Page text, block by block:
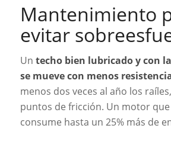
Mantenimiento
evitar
Un techo bien lubricado y con
se mueve con menos
menos dos veces al año los
puntos de fricción. Un motor
consume hasta un 25% más de